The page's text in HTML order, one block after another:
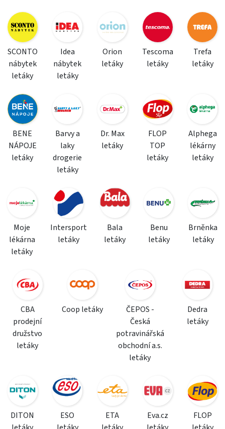
SCONTO
nábytek
letáky
Idea
nábytek
letáky
Orion
letáky
Tescoma
letáky
Trefa
letáky
BENE
NÁPOJE
letáky
Barvy a
laky
drogerie
letáky
Dr. Max
letáky
FLOP
TOP
letáky
Alphega
lékárny
letáky
Moje
lékárna
letáky
Intersport
letáky
Bala
letáky
Benu
letáky
Brněnka
letáky
CBA
prodejní
družstvo
letáky
Coop letáky
ČEPOS -
Česká
potravinářská
obchodní a.s.
letáky
Dedra
letáky
DITON
ESO
ETA
Eva.cz
FLOP